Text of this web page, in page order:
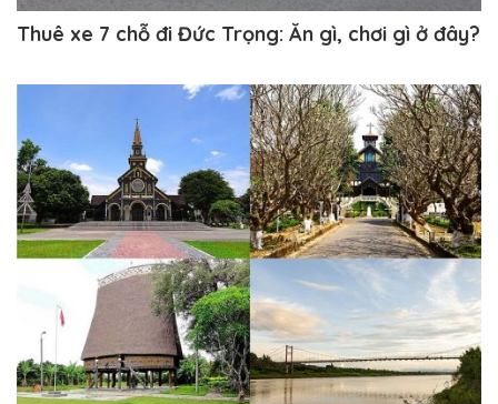
Thuê xe 7 chỗ đi Đức Trọng: Ăn gì, chơi gì ở đây?